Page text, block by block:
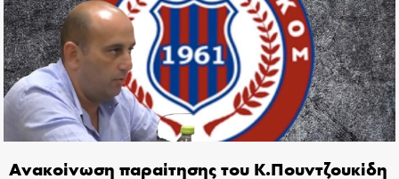
Ανακοίνωση παραίτησης του Κ.Πουντζουκίδη